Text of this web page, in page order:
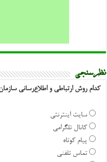
نظرسنجی
کدام روش ارتباطی و اطلاع‌رسانی
سایت اینترنتی
کانال تلگرامی
پیام کوتاه
تماس تلفنی